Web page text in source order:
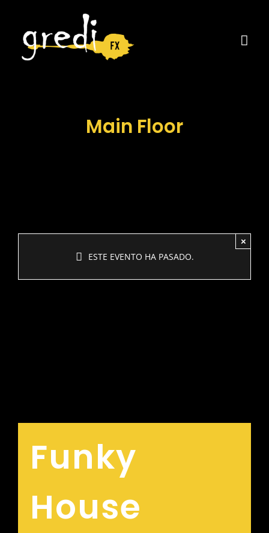
contenido
Main Floor
ESTE EVENTO HA PASADO.
×
Funky
House